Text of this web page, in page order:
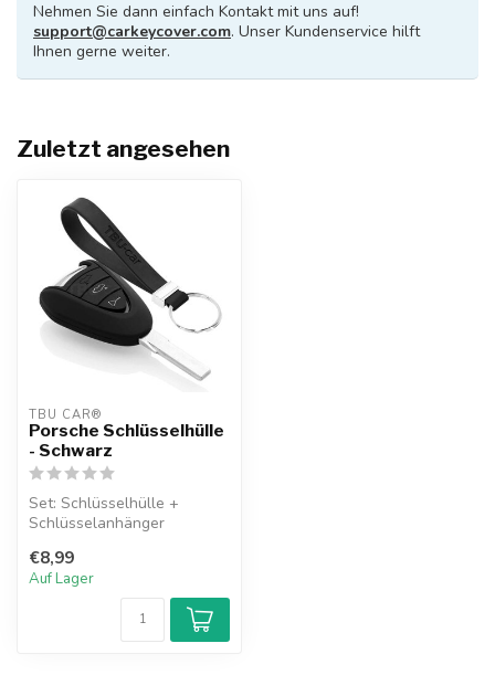
Nehmen Sie dann einfach Kontakt mit uns auf!
support@carkeycover.com. Unser Kundenservice hilft
Ihnen gerne weiter.
Zuletzt angesehen
TBU CAR®
Porsche Schlüsselhülle
- Schwarz
Set: Schlüsselhülle +
Schlüsselanhänger
€8,99
Auf Lager